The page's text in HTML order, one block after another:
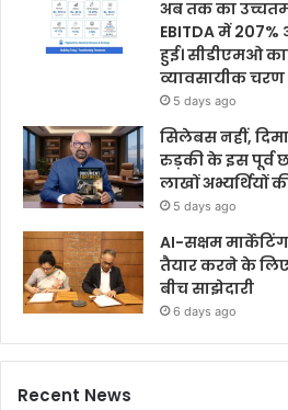
अब तक का
EBITDA में 207%
हुई। सीडीएमओ
व्यावसायीक चरण
5 days ago
सिलेबस नहीं,
रुड़की के इस पूर्व
लाखों अभ्यर्थियों
5 days ago
AI-सक्षम
तैयार करने के
बीच साझेदारी
6 days ago
Recent News